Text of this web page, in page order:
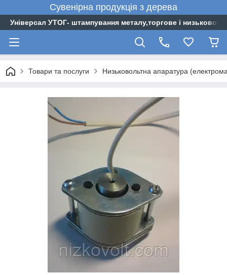
Сувенірна продукція з дерева
Універсал УТОГ- штампування металу,торгове і
Товари та послуги Низьковольтна апаратура